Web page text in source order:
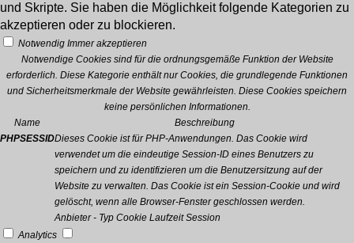
und Skripte. Sie haben die Möglichkeit folgende Kategorien zu
akzeptieren oder zu blockieren.
Notwendig Immer akzeptieren
Notwendige Cookies sind für die ordnungsgemäße Funktion der Website
erforderlich. Diese Kategorie enthält nur Cookies, die grundlegende Funktionen
und Sicherheitsmerkmale der Website gewährleisten. Diese Cookies speichern
keine persönlichen Informationen.
Name
Beschreibung
PHPSESSIDDieses Cookie ist für PHP-Anwendungen. Das Cookie wird
verwendet um die eindeutige Session-ID eines Benutzers zu
speichern und zu identifizieren um die Benutzersitzung auf der
Website zu verwalten. Das Cookie ist ein Session-Cookie und wird
gelöscht, wenn alle Browser-Fenster geschlossen werden.
Anbieter - Typ Cookie Laufzeit Session
Analytics